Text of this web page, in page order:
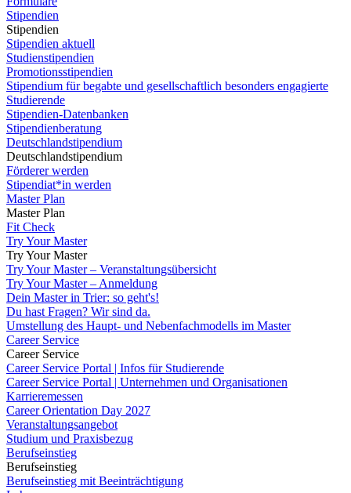
Stipendien
Stipendien
Stipendien aktuell
Studienstipendien
Promotionsstipendien
Stipendium für begabte und gesellschaftlich besonders engagierte
Studierende
Stipendien-Datenbanken
Stipendienberatung
Deutschlandstipendium
Deutschlandstipendium
Förderer werden
Stipendiat*in werden
Master Plan
Master Plan
Fit Check
Try Your Master
Try Your Master
Try Your Master – Veranstaltungsübersicht
Try Your Master – Anmeldung
Dein Master in Trier: so geht's!
Du hast Fragen? Wir sind da.
Umstellung des Haupt- und Nebenfachmodells im Master
Career Service
Career Service
Career Service Portal | Infos für Studierende
Career Service Portal | Unternehmen und Organisationen
Karrieremessen
Career Orientation Day 2027
Veranstaltungsangebot
Studium und Praxisbezug
Berufseinstieg
Berufseinstieg
Berufseinstieg mit Beeinträchtigung